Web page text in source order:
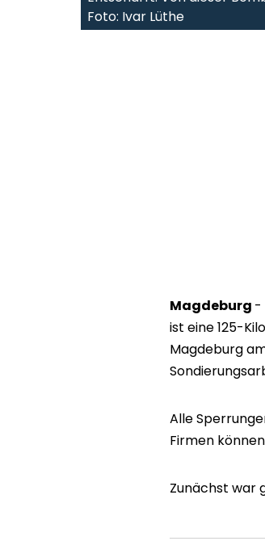
Foto: Ivar Lüthe
Magdeburg -
ist eine 125-
Magdeburg
Alle
Firmen
Zunächst war